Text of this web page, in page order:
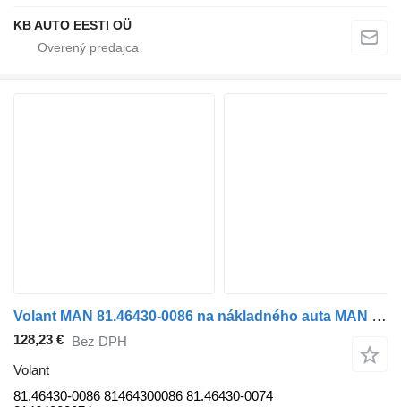
KB AUTO EESTI OÜ
Volant MAN 81.46430-0086 na nákladného auta MAN TGS, TGA, TGM, TGL
128,23 € Bez DPH
Volant
81.46430-0086 81464300086 81.46430-0074